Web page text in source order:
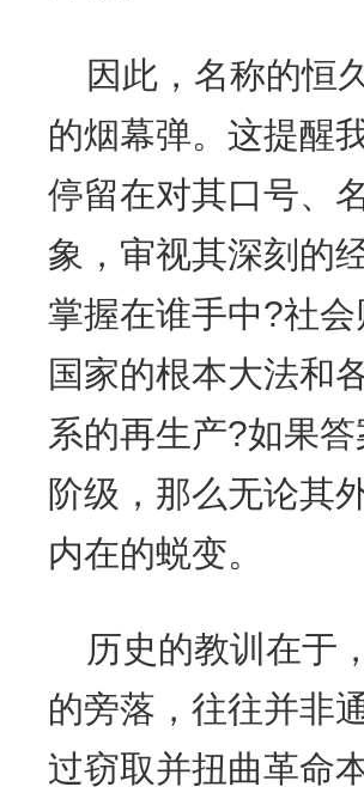
因此，名称的恒
的烟幕弹。这提醒
停留在对其口号、
象，审视其深刻的
掌握在谁手中?社
国家的根本大法和
系的再生产?如果
阶级，那么无论其
内在的蜕变。
历史的教训在于
的旁落，往往并非
过窃取并扭曲革命